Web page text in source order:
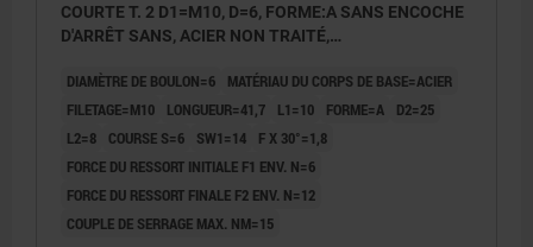
COURTE T. 2 D1=M10, D=6, FORME:A SANS ENCOCHE
D'ARRÊT SANS, ACIER NON TRAITÉ,
DIAMÈTRE DE BOULON=6
MATÉRIAU DU CORPS DE BASE=ACIER
FILETAGE=M10
LONGUEUR=41,7 L1=10 FORME=A
D2=25
L2=8
COURSE S=6 SW1=14
F X 30°=1,8
FORCE DU RESSORT INITIALE F1 ENV. N=6
FORCE DU RESSORT FINALE F2 ENV. N=12
COUPLE DE SERRAGE MAX. NM=15